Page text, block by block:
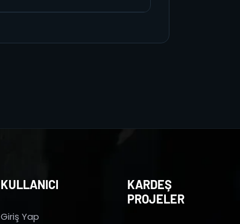
KULLANICI
Giriş Yap
KARDEŞ
PROJELER